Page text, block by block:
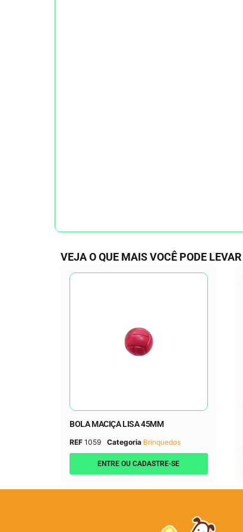
VEJA O QUE MAIS VOCÊ PODE LEVAR
BOLA MACIÇA LISA 45MM
REF 1059 Categoria Brinquedos
ENTRE OU CADASTRE-SE